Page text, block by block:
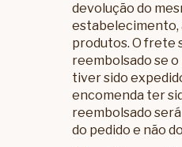
devolução do
estabelecimento,
produtos. O frete
reembolsado se
tiver sido
encomenda ter
reembolsado
do pedido e não